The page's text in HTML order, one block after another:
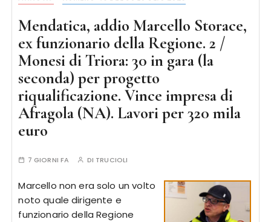
Mendatica, addio Marcello Storace,
ex funzionario della Regione. 2 /
Monesi di Triora: 30 in gara (la
seconda) per progetto
riqualificazione. Vince impresa di
Afragola (NA). Lavori per 320 mila
euro
7 GIORNI FA DI TRUCIOLI
Marcello non era solo un volto
noto quale dirigente e
funzionario della Regione